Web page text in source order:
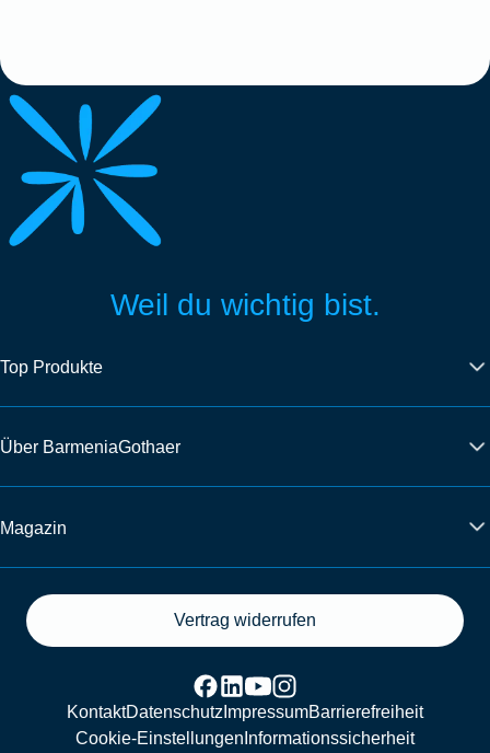
Weil du wichtig bist.
Top Produkte
Über BarmeniaGothaer
Magazin
Vertrag widerrufen
KontaktDatenschutz ImpressumBarrierefreiheit
Cookie-Einstellungen Informationssicherheit